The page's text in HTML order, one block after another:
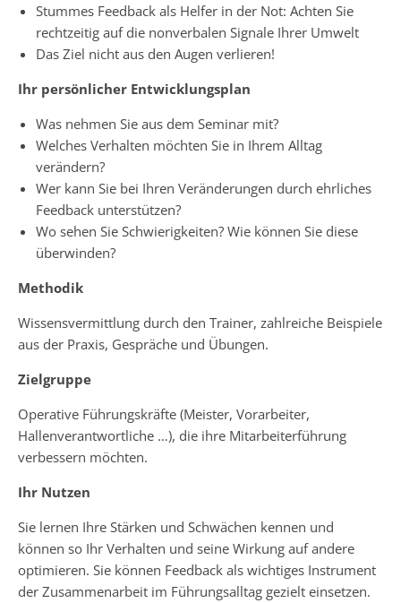
Stummes Feedback als Helfer in der Not: Achten Sie
rechtzeitig auf die nonverbalen Signale Ihrer Umwelt
Das Ziel nicht aus den Augen verlieren!
Ihr persönlicher Entwicklungsplan
Was nehmen Sie aus dem Seminar mit?
Welches Verhalten möchten Sie in Ihrem Alltag
verändern?
Wer kann Sie bei Ihren Veränderungen durch ehrliches
Feedback unterstützen?
Wo sehen Sie Schwierigkeiten? Wie können Sie diese
überwinden?
Methodik
Wissensvermittlung durch den Trainer, zahlreiche Beispiele
aus der Praxis, Gespräche und Übungen.
Zielgruppe
Operative Führungskräfte (Meister, Vorarbeiter,
Hallenverantwortliche …), die ihre Mitarbeiterführung
verbessern möchten.
Ihr Nutzen
Sie lernen Ihre Stärken und Schwächen kennen und
können so Ihr Verhalten und seine Wirkung auf andere
optimieren. Sie können Feedback als wichtiges Instrument
der Zusammenarbeit im Führungsalltag gezielt einsetzen.